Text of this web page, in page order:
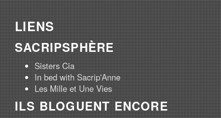
LIENS
SACRIPSPHÈRE
Sisters Cia
In bed with Sacrip'Anne
Les Mille et Une Vies
ILS BLOGUENT ENCORE